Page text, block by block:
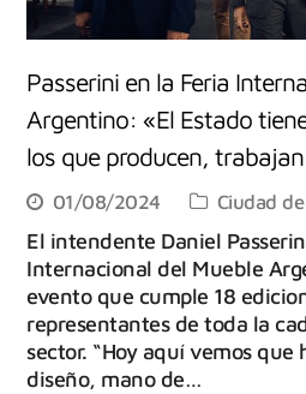
Passerini en la Feria
Argentino: «El Estado
los que producen,
01/08/2024 Ciudad
El intendente Daniel
Internacional del Mueble
evento que cumple 18
representantes de toda la
sector. “Hoy aquí vemos que
diseño, mano de…